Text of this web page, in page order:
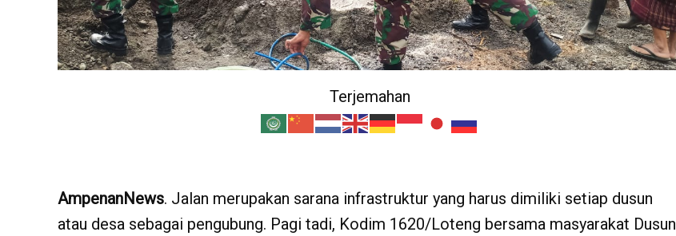
Terjemahan
AmpenanNews. Jalan merupakan sarana infrastruktur yang harus dimiliki setiap dusun
atau desa sebagai pengubung. Pagi tadi, Kodim 1620/Loteng bersama masyarakat Dusun